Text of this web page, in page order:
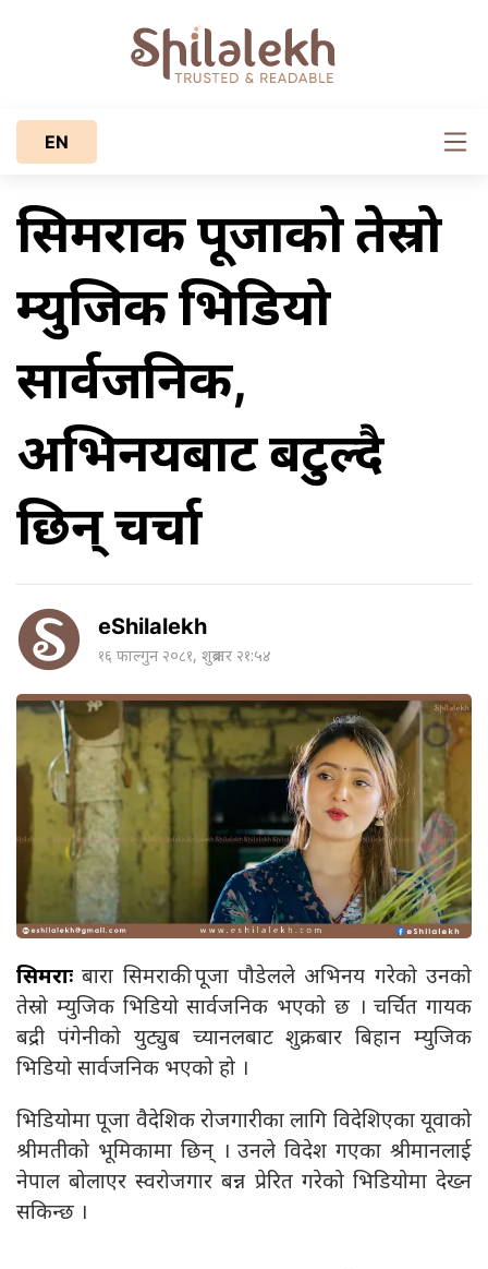
EN
सिमराकी पूजाको तेस्रो
म्युजिक भिडियो
सार्वजनिक,
अभिनयबाट बटुल्दै
छिन् चर्चा
eShilalekh
१६ फाल्गुन २०८१, शुक्रबार २१:५४
सिमराः बारा सिमराकी पूजा पौडेलले अभिनय गरेको उनको
तेस्रो म्युजिक भिडियो सार्वजनिक भएको छ । चर्चित गायक
बद्री पंगेनीको युट्युब च्यानलबाट शुक्रबार बिहान म्युजिक
भिडियो सार्वजनिक भएको हो ।
भिडियोमा पूजा वैदेशिक रोजगारीका लागि विदेशिएका यूवाको
श्रीमतीको भूमिकामा छिन् । उनले विदेश गएका श्रीमानलाई
नेपाल बोलाएर स्वरोजगार बन्न प्रेरित गरेको भिडियोमा देख्न
सकिन्छ ।